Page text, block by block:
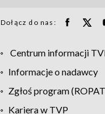
Dołącz do nas:
Centrum informacji
Informacje o nadawcy
Zgłoś program
Kariera w TVP